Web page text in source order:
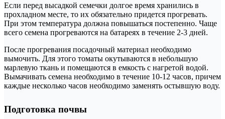
Если перед высадкой семечки долгое время хранились в
прохладном месте, то их обязательно придется прогревать.
При этом температура должна повышаться постепенно. Чаще
всего семена прогреваются на батареях в течение 2-3 дней.
После прогревания посадочный материал необходимо
вымочить. Для этого томаты окутываются в небольшую
марлевую ткань и помещаются в емкость с нагретой водой.
Вымачивать семена необходимо в течение 10-12 часов, причем
каждые несколько часов необходимо заменять остывшую воду.
Подготовка почвы